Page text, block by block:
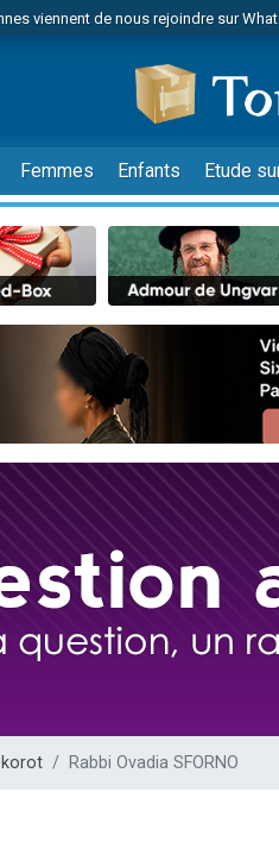
viennent de nous rejoindre sur
viennent de faire un don pour 5
viennent de faire un don pour
viennent de nous rejoindre sur
viennent de demander une
viennent de faire un don pour
49 places pour étudier en groupe sur
musiques dans Torah-Box
viennent de nous rejoindre sur
viennent de nous rejoindre sur
musiques dans Torah-Box Music
viennent de nous rejoindre sur
viennent de faire un don pour
émission radio : Visions de grandeur
viennent de demander une
49 places pour étudier en groupe sur
de donner son Maasser
vient de donner son Maasser
Femmes Enfants Etude
Rabbi Ovadia SFORNO